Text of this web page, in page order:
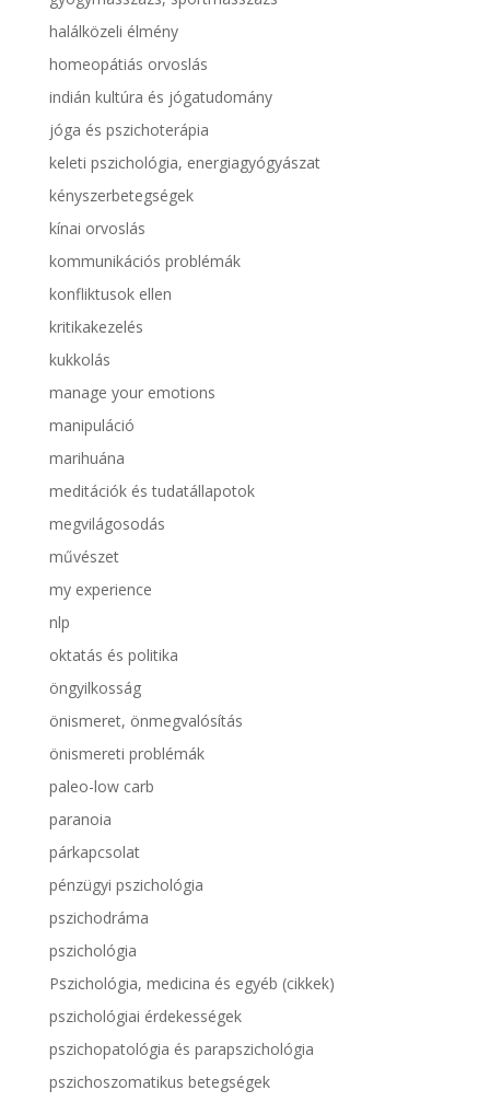
halálközeli élmény
homeopátiás orvoslás
indián kultúra és jógatudomány
jóga és pszichoterápia
keleti pszichológia, energiagyógyászat
kényszerbetegségek
kínai orvoslás
kommunikációs problémák
konfliktusok ellen
kritikakezelés
kukkolás
manage your emotions
manipuláció
marihuána
meditációk és tudatállapotok
megvilágosodás
művészet
my experience
nlp
oktatás és politika
öngyilkosság
önismeret, önmegvalósítás
önismereti problémák
paleo-low carb
paranoia
párkapcsolat
pénzügyi pszichológia
pszichodráma
pszichológia
Pszichológia, medicina és egyéb (cikkek)
pszichológiai érdekességek
pszichopatológia és parapszichológia
pszichoszomatikus betegségek